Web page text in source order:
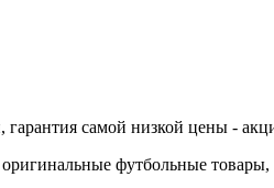
самой низкой цены -
футбольные